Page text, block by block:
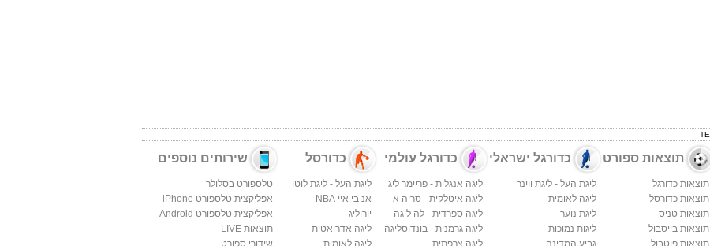
תוצאות ספורט
תוצאות כדורגל
תוצאות כדורסל
תוצאות טניס
תוצאות בייסבול
תוצאות פוטבול
כדורגל ישראלי
ליגת העל - ליגת ווינר
ליגה לאומית
ליגת נוער
ליגות נמוכות
גביע המדינה
כדורגל עולמי
ליגה אנגלית - פריימר ליג
ליגה איטלקית - סריה א
ליגה ספרדית - לה ליגה
ליגה גרמנית - בונדוסליגה
ליגה צרפתית
כדורסל
ליגת העל - ליגת לוטו
אנ בי איי NBA
יורוליג
ליגה אדריאטית
ליגה לאומית
שירותים נוספים
טלספורט בסלולר
אפליקצית טלספורט iPhone
אפליקצית טלספורט Android
תוצאות LIVE
שידורי ספורט